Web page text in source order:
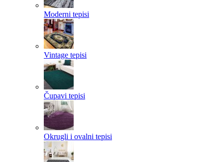
Moderni tepisi
Vintage tepisi
Čupavi tepisi
Okrugli i ovalni tepisi